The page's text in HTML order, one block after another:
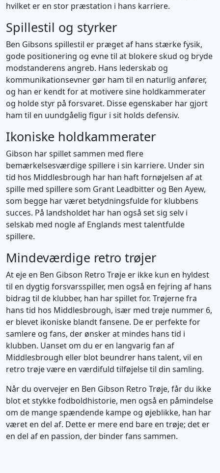
hvilket er en stor præstation i hans karriere.
Spillestil og styrker
Ben Gibsons spillestil er præget af hans stærke fysik,
gode positionering og evne til at blokere skud og bryde
modstanderens angreb. Hans lederskab og
kommunikationsevner gør ham til en naturlig anfører,
og han er kendt for at motivere sine holdkammerater
og holde styr på forsvaret. Disse egenskaber har gjort
ham til en uundgåelig figur i sit holds defensiv.
Ikoniske holdkammerater
Gibson har spillet sammen med flere
bemærkelsesværdige spillere i sin karriere. Under sin
tid hos Middlesbrough har han haft fornøjelsen af at
spille med spillere som Grant Leadbitter og Ben Ayew,
som begge har været betydningsfulde for klubbens
succes. På landsholdet har han også set sig selv i
selskab med nogle af Englands mest talentfulde
spillere.
Mindeværdige retro trøjer
At eje en Ben Gibson Retro Trøje er ikke kun en hyldest
til en dygtig forsvarsspiller, men også en fejring af hans
bidrag til de klubber, han har spillet for. Trøjerne fra
hans tid hos Middlesbrough, især med trøje nummer 6,
er blevet ikoniske blandt fansene. De er perfekte for
samlere og fans, der ønsker at mindes hans tid i
klubben. Uanset om du er en langvarig fan af
Middlesbrough eller blot beundrer hans talent, vil en
retro trøje være en værdifuld tilføjelse til din samling.
Når du overvejer en Ben Gibson Retro Trøje, får du ikke
blot et stykke fodboldhistorie, men også en påmindelse
om de mange spændende kampe og øjeblikke, han har
været en del af. Dette er mere end bare en trøje; det er
en del af en passion, der binder fans sammen.